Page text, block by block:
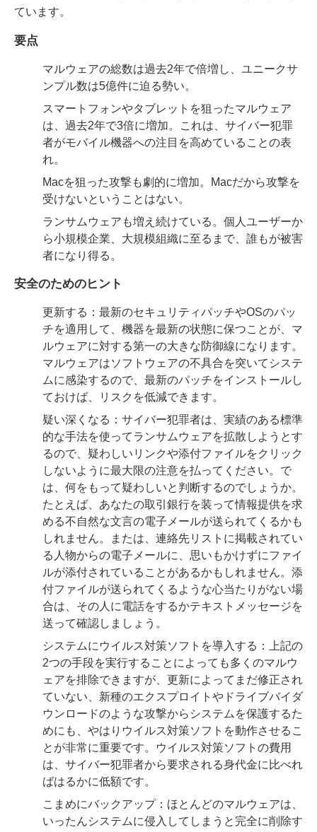
ています。
要点
マルウェアの総数は過去2年で倍増し、ユニークサ
ンプル数は5億件に迫る勢い。
スマートフォンやタブレットを狙ったマルウェア
は、過去2年で3倍に増加。これは、サイバー犯罪
者がモバイル機器への注目を高めていることの表
れ。
Macを狙った攻撃も劇的に増加。Macだから攻撃を
受けないということはない。
ランサムウェアも増え続けている。個人ユーザーか
ら小規模企業、大規模組織に至るまで、誰もが被害
者になり得る。
安全のためのヒント
更新する：最新のセキュリティパッチやOSのパッ
チを適用して、機器を最新の状態に保つことが、マ
ルウェアに対する第一の大きな防御線になります。
マルウェアはソフトウェアの不具合を突いてシステ
ムに感染するので、最新のパッチをインストールし
ておけば、リスクを低減できます。
疑い深くなる：サイバー犯罪者は、実績のある標準
的な手法を使ってランサムウェアを拡散しようとす
るので、疑わしいリンクや添付ファイルをクリック
しないように最大限の注意を払ってください。で
は、何をもって疑わしいと判断するのでしょうか。
たとえば、あなたの取引銀行を装って情報提供を求
める不自然な文言の電子メールが送られてくるかも
しれません。または、連絡先リストに掲載されてい
る人物からの電子メールに、思いもかけずにファイ
ルが添付されていることがあるかもしれません。添
付ファイルが送られてくるような心当たりがない場
合は、その人に電話をするかテキストメッセージを
送って確認しましょう。
システムにウイルス対策ソフトを導入する：上記の
2つの手段を実行することによっても多くのマルウ
ェアを排除できますが、更新によってまだ修正され
ていない、新種のエクスプロイトやドライブバイダ
ウンロードのような攻撃からシステムを保護するた
めにも、やはりウイルス対策ソフトを動作させるこ
とが非常に重要です。ウイルス対策ソフトの費用
は、サイバー犯罪者から要求される身代金に比べれ
ばはるかに低額です。
こまめにバックアップ：ほとんどのマルウェアは、
いったんシステムに侵入してしまうと完全に削除す